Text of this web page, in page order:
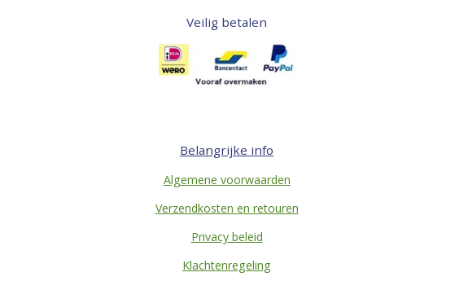
Veilig betalen
Belangrijke info
Algemene voorwaarden
Verzendkosten en retouren
Privacy beleid
Klachtenregeling